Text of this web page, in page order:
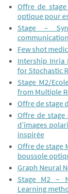
Offre de
optique pour
Stage –
Few shot
Intership Inria
for Stochastic
Stage M2/
from Multiple
Offre de stage
Offre de stage
d’images
inspirée
Offre de stage
boussole
Graph Neural
Stage M2 –
Learning